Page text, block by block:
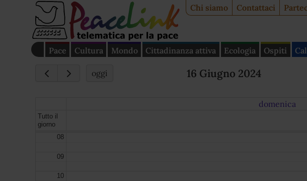
Chi siamo Contattaci
Pace Cultura Mondo Cittadinanza attiva Ecologia Ospiti
oggi 16 Giugno 2024
domenica
Tutto il
giorno
08
09
10